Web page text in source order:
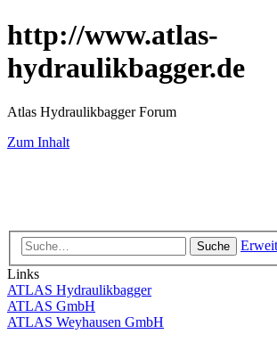
http://www.atlas-
hydraulikbagger.de
Atlas Hydraulikbagger Forum
Zum Inhalt
Suche
Links
ATLAS Hydraulikbagger
ATLAS GmbH
ATLAS Weyhausen GmbH